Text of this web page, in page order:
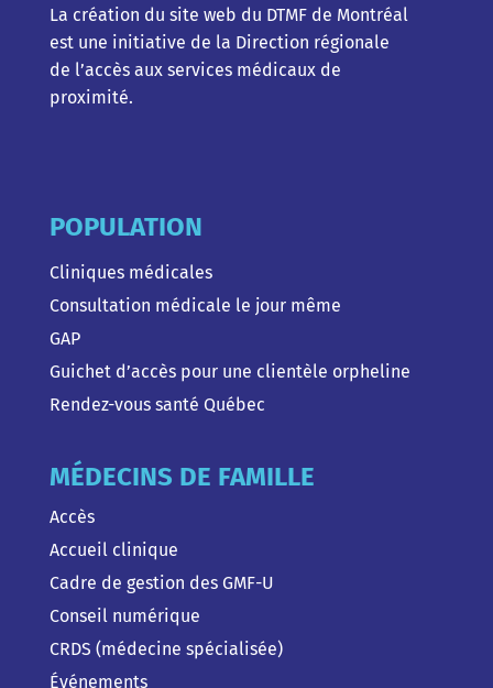
La création du site web du DTMF de Montréal
est une initiative de la Direction régionale
de l’accès aux services médicaux de
proximité.
POPULATION
Cliniques médicales
Consultation médicale le jour même
GAP
Guichet d’accès pour une clientèle orpheline
Rendez-vous santé Québec
MÉDECINS DE FAMILLE
Accès
Accueil clinique
Cadre de gestion des GMF-U
Conseil numérique
CRDS (médecine spécialisée)
Événements